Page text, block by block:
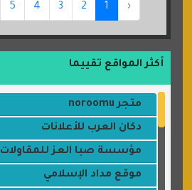
‹
1
2
3
4
5
أكثر المواقع تقييما
متجر noroomu
دكان العرب للأعلانات
مؤسسة صبا العز للمقاولات
موقع مداد الإسلامي